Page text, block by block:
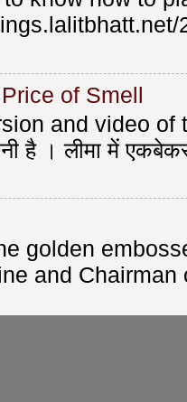
of Smell
and video
है । लीमा में
golden
and